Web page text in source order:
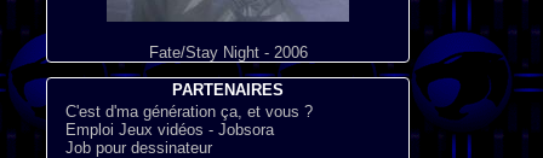
Fate/Stay Night - 2006
PARTENAIRES
C'est d'ma génération ça, et vous ?
Emploi Jeux vidéos - Jobsora
Job pour dessinateur